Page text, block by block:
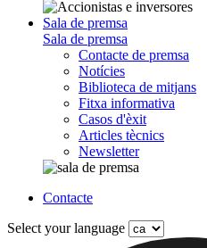
Sala de premsa
Sala de premsa
Contacte de premsa
Notícies
Biblioteca de mitjans
Fitxa informativa
Casos d'èxit
Articles tècnics
Newsletter
Contacte
Select your language